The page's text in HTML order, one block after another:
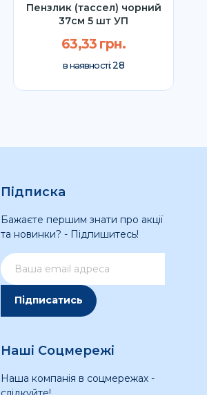
Пензлик (тассел) чорний
37см 5 шт УП
63,33 грн.
в наявності:28
Підписка
Бажаєте першим знати про акції
та новинки? - Підпишитесь!
Підписатись
Наші Соцмережі
Наша компанія в соцмережах -